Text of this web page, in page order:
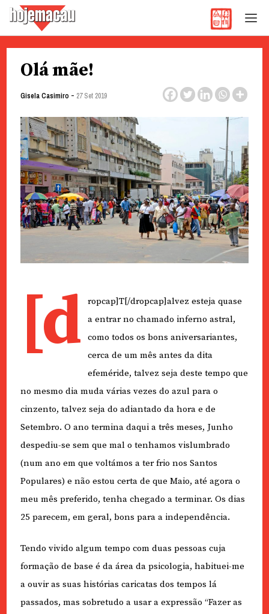
Olá mãe!
Gisela Casimiro - 27 Set 2019
[d
ropcap]T[/dropcap]alvez esteja quase
a entrar no chamado inferno astral,
como todos os bons aniversariantes,
cerca de um mês antes da dita
efeméride, talvez seja deste tempo que
no mesmo dia muda várias vezes do azul para o
cinzento, talvez seja do adiantado da hora e de
Setembro. O ano termina daqui a três meses, Junho
despediu-se sem que mal o tenhamos vislumbrado
(num ano em que voltámos a ter frio nos Santos
Populares) e não estou certa de que Maio, até agora o
meu mês preferido, tenha chegado a terminar. Os dias
25 parecem, em geral, bons para a independência.
Tendo vivido algum tempo com duas pessoas cuja
formação de base é da área da psicologia, habituei-me
a ouvir as suas histórias caricatas dos tempos lá
passados, mas sobretudo a usar a expressão “Fazer as